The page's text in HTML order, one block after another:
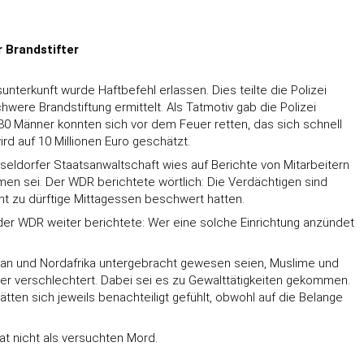
Brandstifter
wurde Haftbefehl erlassen. Dies teilte die Polizei
Brandstiftung ermittelt. Als Tatmotiv gab die Polizei
Männer konnten sich vor dem Feuer retten, das sich schnell
auf 10 Millionen Euro geschätzt.
Staatsanwaltschaft wies auf Berichte von Mitarbeitern
sei. Der WDR berichtete wörtlich: Die Verdächtigen sind
zu dürftige Mittagessen beschwert hatten.
WDR weiter berichtete: Wer eine solche Einrichtung anzündet
und Nordafrika untergebracht gewesen seien, Muslime und
verschlechtert. Dabei sei es zu Gewalttätigkeiten gekommen.
sich jeweils benachteiligt gefühlt, obwohl auf die Belange
nicht als versuchten Mord.